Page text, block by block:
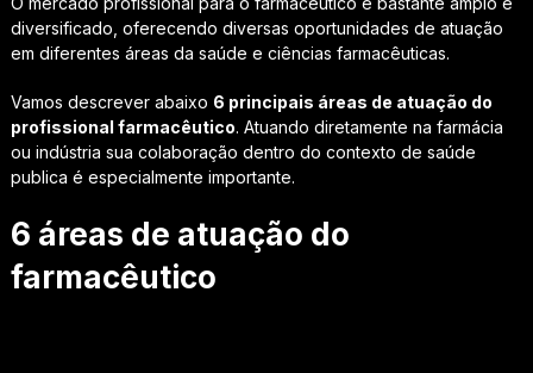
diversificado, oferecendo diversas oportunidades de atuação
em diferentes áreas da saúde e ciências farmacêuticas.
Vamos descrever abaixo 6 principais áreas de atuação do
profissional farmacêutico. Atuando diretamente na farmácia
ou indústria sua colaboração dentro do contexto de saúde
publica é especialmente importante.
6 áreas de atuação do
farmacêutico